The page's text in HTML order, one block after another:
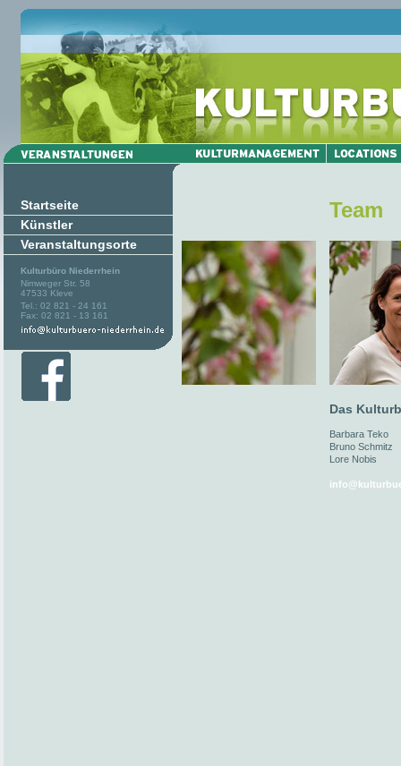
Startseite
Künstler
Veranstaltungsorte
Kulturbüro Niederrhein
Nimweger Str. 58
47533 Kleve
Tel.: 02 821 - 24 161
Fax: 02 821 - 13 161
Team
Das
Barbara Teko
Bruno Schmitz
Lore Nobis